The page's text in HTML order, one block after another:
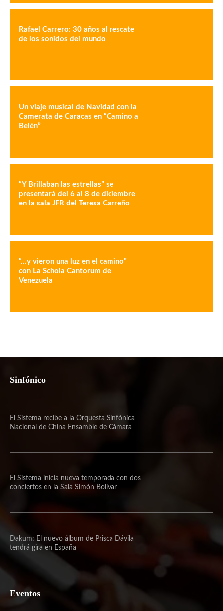
Rafael Carrero: 30 años al rescate
de los sonidos del mundo
Un viaje musical de Navidad con la
Camerata de Caracas en “Camino a
Belén”
“Y Brillaban las estrellas” se
presentará del 6 al 8 de diciembre
en la sala JFR del Teresa Carreño
“…y vieron una luz en el camino”
con La Schola Cantorum de
Venezuela
Sinfónico
El Sistema recibe a la Orquesta Sinfónica
Nacional de China Ensamble de Cámara
El Sistema inicia nueva temporada con dos
conciertos en la Sala Simón Bolívar
Dakum: El nuevo álbum de Prisca Dávila
tendrá gira en España
Eventos